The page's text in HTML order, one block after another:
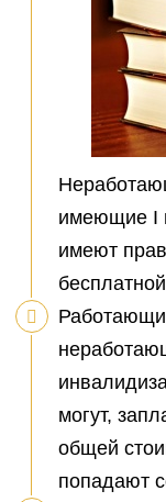
имеющие I
имеют
могут,
общей
попадают